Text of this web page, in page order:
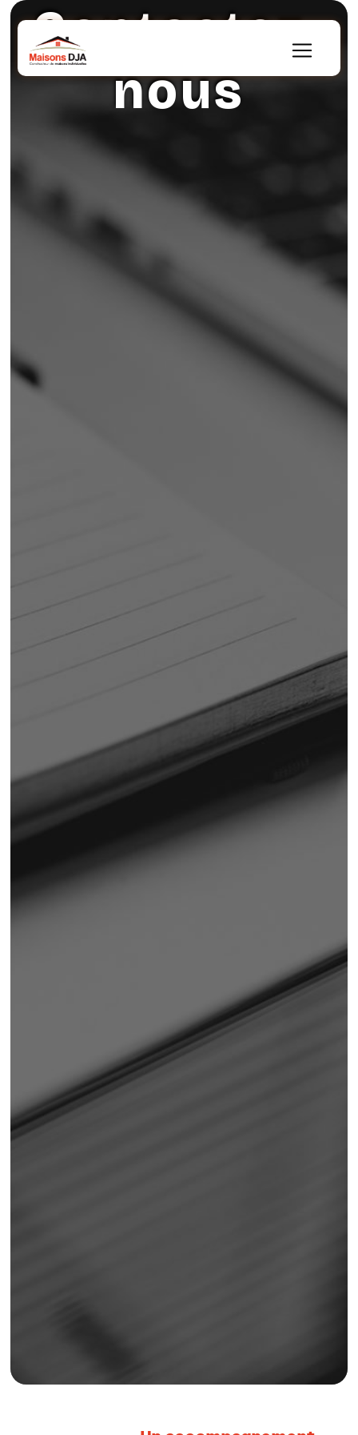
Contactez-
nous
Panneau de gestion des cookies